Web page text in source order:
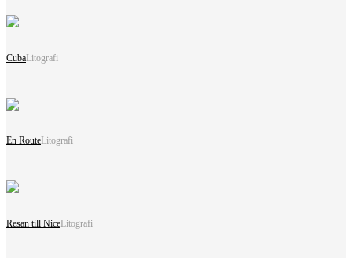
CubaLitografi
En RouteLitografi
Resan till NiceLitografi